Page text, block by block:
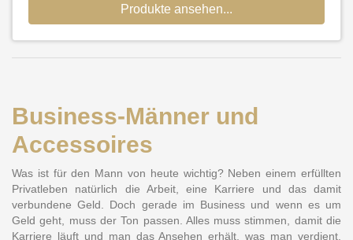
Produkte ansehen...
Business-Männer und
Accessoires
Was ist für den Mann von heute wichtig? Neben einem erfüllten
Privatleben natürlich die Arbeit, eine Karriere und das damit
verbundene Geld. Doch gerade im Business und wenn es um
Geld geht, muss der Ton passen. Alles muss stimmen, damit die
Karriere läuft und man das Ansehen erhält, was man verdient.